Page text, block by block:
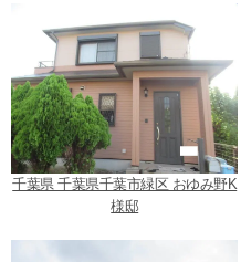
千葉県 千葉県千葉市緑区 おゆみ野K
様邸